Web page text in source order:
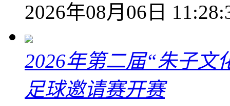
2026年08月06日
2026年第二届“朱子文
足球邀请赛开赛